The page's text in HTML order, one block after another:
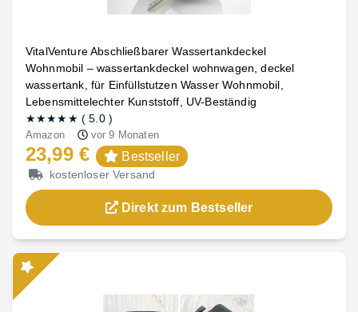
VitalVenture Abschließbarer Wassertankdeckel
Wohnmobil – wassertankdeckel wohnwagen, deckel
wassertank, für Einfüllstutzen Wasser Wohnmobil,
Lebensmittelechter Kunststoff, UV-Beständig
★★★★★ (5.0)
Amazon vor 9 Monaten
23,99 € Bestseller
kostenloser Versand
Direkt zum Bestseller